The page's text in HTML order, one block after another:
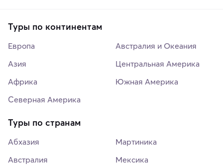
Туры по континентам
Европа
Азия
Африка
Северная Америка
Австралия и Океания
Центральная Америка
Южная Америка
Туры по странам
Абхазия
Австралия
Мартиника
Мексика